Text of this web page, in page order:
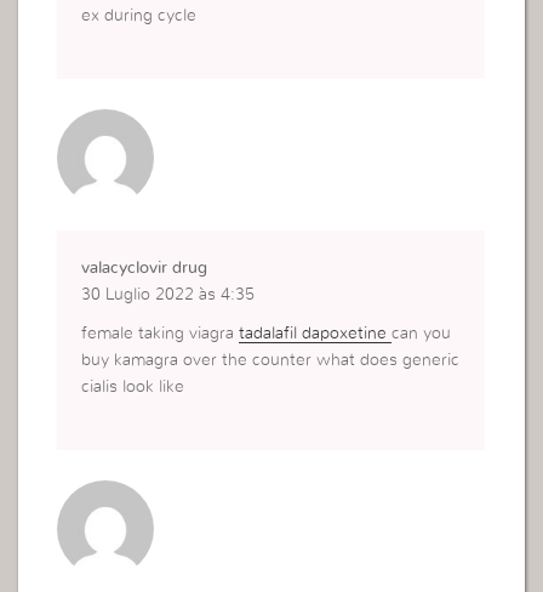
ex during cycle
valacyclovir drug
30 Luglio 2022 às 4:35
female taking viagratadalafil dapoxetinecan you
buy kamagra over the counter what does generic
cialis look like